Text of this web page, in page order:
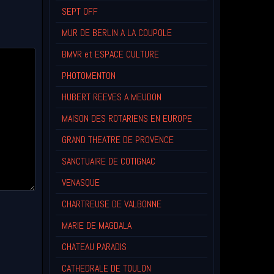
SEPT OFF
MUR DE BERLIN A LA COUPOLE
BMVR et ESPACE CULTURE
PHOTOMENTON
HUBERT REEVES A MEUDON
MAISON DES ROTARIENS EN EUROPE
GRAND THEATRE DE PROVENCE
SANCTUAIRE DE COTIGNAC
VENASQUE
CHARTREUSE DE VALBONNE
MARIE DE MAGDALA
CHATEAU PARADIS
CATHEDRALE DE TOULON